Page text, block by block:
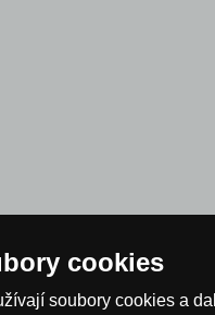
cookies
soubory cookies a